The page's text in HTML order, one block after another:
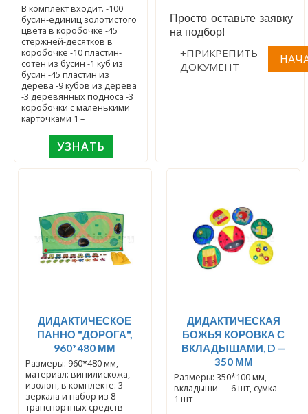
В комплект входит. -100
бусин-единиц золотистого
цвета в коробочке -45
стержней-десятков в
коробочке -10 пластин-
сотен из бусин -1 куб из
бусин -45 пластин из
дерева -9 кубов из дерева
-3 деревянных подноса -3
коробочки с маленькими
карточками 1 –
УЗНАТЬ
Просто оставьте заявку
на подбор!
+ПРИКРЕПИТЬ
ДОКУМЕНТ
ДИДАКТИЧЕСКОЕ
ПАННО "ДОРОГА",
960*480 ММ
Размеры: 960*480 мм,
материал: винилискожа,
изолон, в комплекте: 3
зеркала и набор из 8
транспортных средств
ДИДАКТИЧЕСКАЯ
БОЖЬЯ КОРОВКА С
ВКЛАДЫШАМИ, D —
350 ММ
Размеры: 350*100 мм,
вкладыши — 6 шт, сумка —
1 шт